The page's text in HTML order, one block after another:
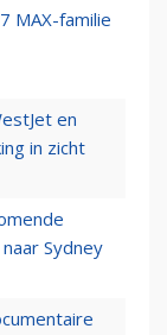
MAX-familie
en
in zicht
Sydney